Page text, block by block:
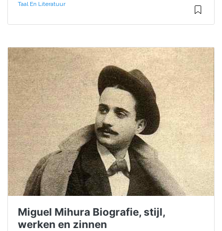
Taal En Literatuur
Miguel Mihura Biografie, stijl,
werken en zinnen